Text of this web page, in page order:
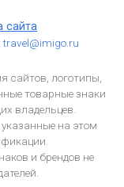
сайта
travel@imigo.ru
сайтов, логотипы,
товарные знаки
владельцев.
на этом
и брендов не